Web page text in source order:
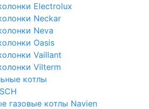
Electrolux
Neckar
Neva
Oasis
Vaillant
Vilterm
котлы
газовые котлы Navien